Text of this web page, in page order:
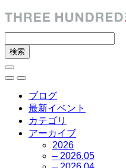
ブログ
最新イベント
カテゴリ
アーカイブ
2026
– 2026.05